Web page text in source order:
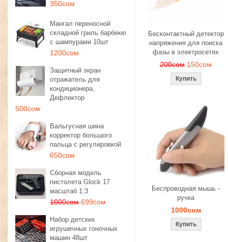
350сом
Мангал переносной
складной гриль барбекю
с шампурами 10шт
1200сом
Защитный экран
отражатель для
кондиционера,
Дефлектор
500сом
Вальгусная шина
корректор большого
пальца с регулировкой
650сом
Сборная модель
пистолета Glock 17
масштаб 1:3
1000сом 699сом
Набор детских
игрушечных гоночных
машин 48шт
Бесконтактный детектор
напряжения для поиска
фазы в электросетях
200сом 150сом
Беспроводная мышь -
ручка
1000сом